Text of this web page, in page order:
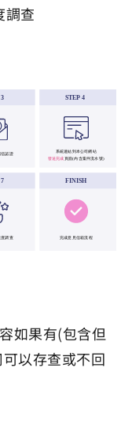
調查
如果有(包含但
以存查或不回